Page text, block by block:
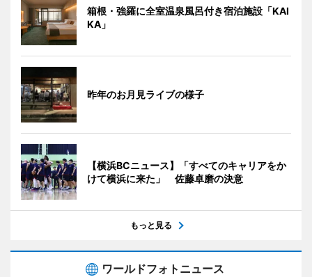
箱根・強羅に全室温泉風呂付き宿泊施設「KAI
KA」
昨年のお月見ライブの様子
【横浜BCニュース】「すべてのキャリアをか
けて横浜に来た」 佐藤卓磨の決意
もっと見る
ワールドフォトニュース